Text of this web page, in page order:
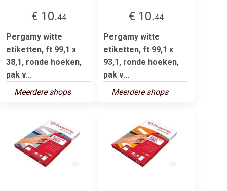
€ 10.44
Pergamy witte
etiketten, ft 99,1 x
38,1, ronde hoeken,
pak v...
Meerdere shops
€ 10.44
Pergamy witte
etiketten, ft 99,1 x
93,1, ronde hoeken,
pak v...
Meerdere shops